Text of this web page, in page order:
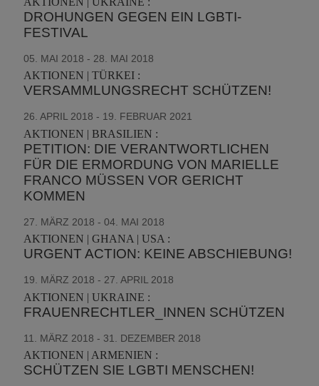
DROHUNGEN GEGEN EIN LGBTI-
FESTIVAL
05. MAI 2018 - 28. MAI 2018
AKTIONEN | TÜRKEI :
VERSAMMLUNGSRECHT SCHÜTZEN!
26. APRIL 2018 - 19. FEBRUAR 2021
AKTIONEN | BRASILIEN :
PETITION: DIE VERANTWORTLICHEN
FÜR DIE ERMORDUNG VON MARIELLE
FRANCO MÜSSEN VOR GERICHT
KOMMEN
27. MÄRZ 2018 - 04. MAI 2018
AKTIONEN | GHANA | USA :
URGENT ACTION: KEINE ABSCHIEBUNG!
19. MÄRZ 2018 - 27. APRIL 2018
AKTIONEN | UKRAINE :
FRAUENRECHTLER_INNEN SCHÜTZEN
11. MÄRZ 2018 - 31. DEZEMBER 2018
AKTIONEN | ARMENIEN :
SCHÜTZEN SIE LGBTI MENSCHEN!